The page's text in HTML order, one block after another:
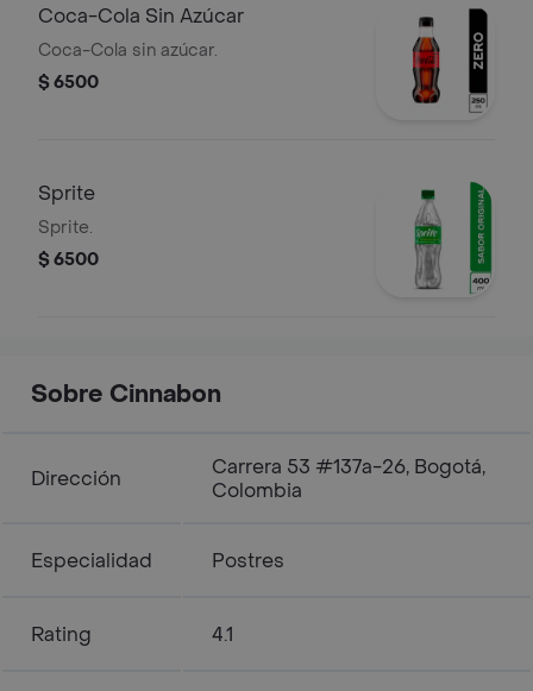
Coca-Cola Sin Azúcar
Coca-Cola sin azúcar.
$ 6500
Sprite
Sprite.
$ 6500
Sobre Cinnabon
Dirección
Carrera 53 #137a-26, Bogotá,
Colombia
Especialidad Postres
Rating 4.1